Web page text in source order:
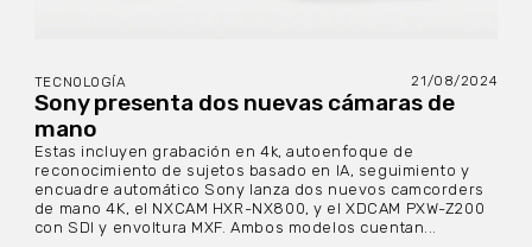
TECNOLOGÍA 21/08/2024
Sony presenta dos nuevas cámaras de
mano
Estas incluyen grabación en 4k, autoenfoque de
reconocimiento de sujetos basado en IA, seguimiento y
encuadre automático Sony lanza dos nuevos camcorders
de mano 4K, el NXCAM HXR-NX800, y el XDCAM PXW-Z200
con SDI y envoltura MXF. Ambos modelos cuentan...